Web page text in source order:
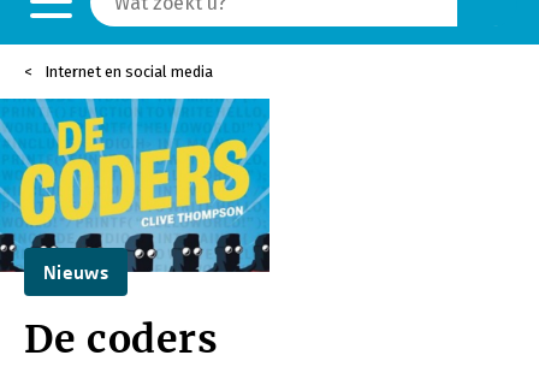
Internet en social media
Nieuws
De coders